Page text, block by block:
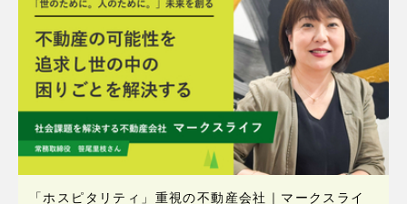
「ホスピタリティ」重視の不動産会社｜マークスライ